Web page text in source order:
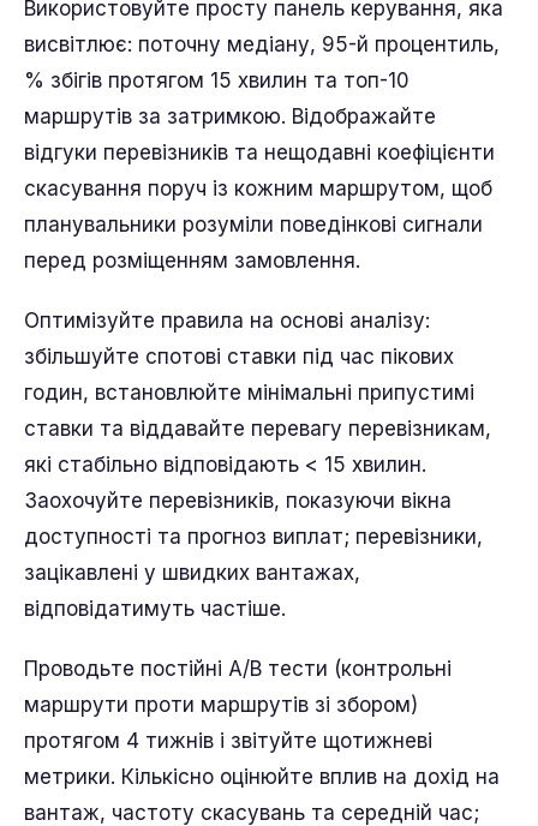
Використовуйте просту панель керування, яка
висвітлює: поточну медіану, 95-й процентиль,
% збігів протягом 15 хвилин та топ-10
маршрутів за затримкою. Відображайте
відгуки перевізників та нещодавні коефіцієнти
скасування поруч із кожним маршрутом, щоб
планувальники розуміли поведінкові сигнали
перед розміщенням замовлення.
Оптимізуйте правила на основі аналізу:
збільшуйте спотові ставки під час пікових
годин, встановлюйте мінімальні припустимі
ставки та віддавайте перевагу перевізникам,
які стабільно відповідають < 15 хвилин.
Заохочуйте перевізників, показуючи вікна
доступності та прогноз виплат; перевізники,
зацікавлені у швидких вантажах,
відповідатимуть частіше.
Проводьте постійні A/B тести (контрольні
маршрути проти маршрутів зі збором)
протягом 4 тижнів і звітуйте щотижневі
метрики. Кількісно оцінюйте вплив на дохід на
вантаж, частоту скасувань та середній час;